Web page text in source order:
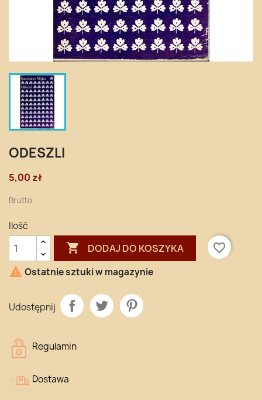
ODESZLI
5,00 zł
Brutto
Ilość
 DODAJ DO KOSZYKA
favorite_border
 Ostatnie sztuki w magazynie
Udostępnij
Regulamin
Dostawa